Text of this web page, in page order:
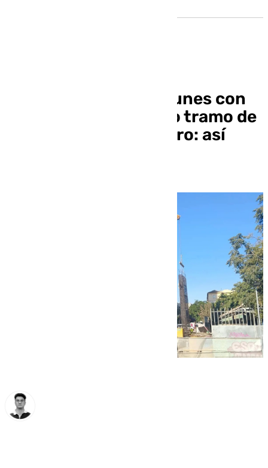
Málaga avanza este lunes con
las obras del segundo tramo de
prolongación del Metro: así